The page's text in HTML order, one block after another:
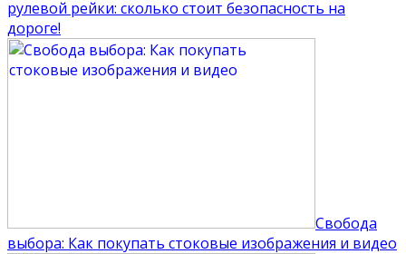
рулевой рейки: сколько стоит безопасность на
дороге!
Свобода
выбора: Как покупать стоковые изображения и видео